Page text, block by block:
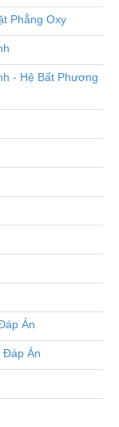
Phẳng Oxy
- Hệ Bất Phương
Án
Đáp Án